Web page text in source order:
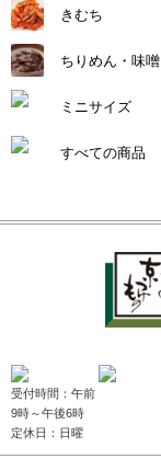
きむち
ちりめん・味噌
ミニサイズ
すべての商品
受付時間：午前
9時～午後6時
定休日：日曜